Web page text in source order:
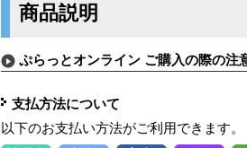
商品説明
ぷらっとオンライン ご購入の際の注
支払方法について
以下のお支払い方法がご利用できます。